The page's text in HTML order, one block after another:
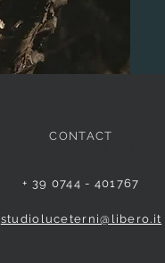
CONTACT
+ 39 0744 - 401767
studioluceterni@libero.it